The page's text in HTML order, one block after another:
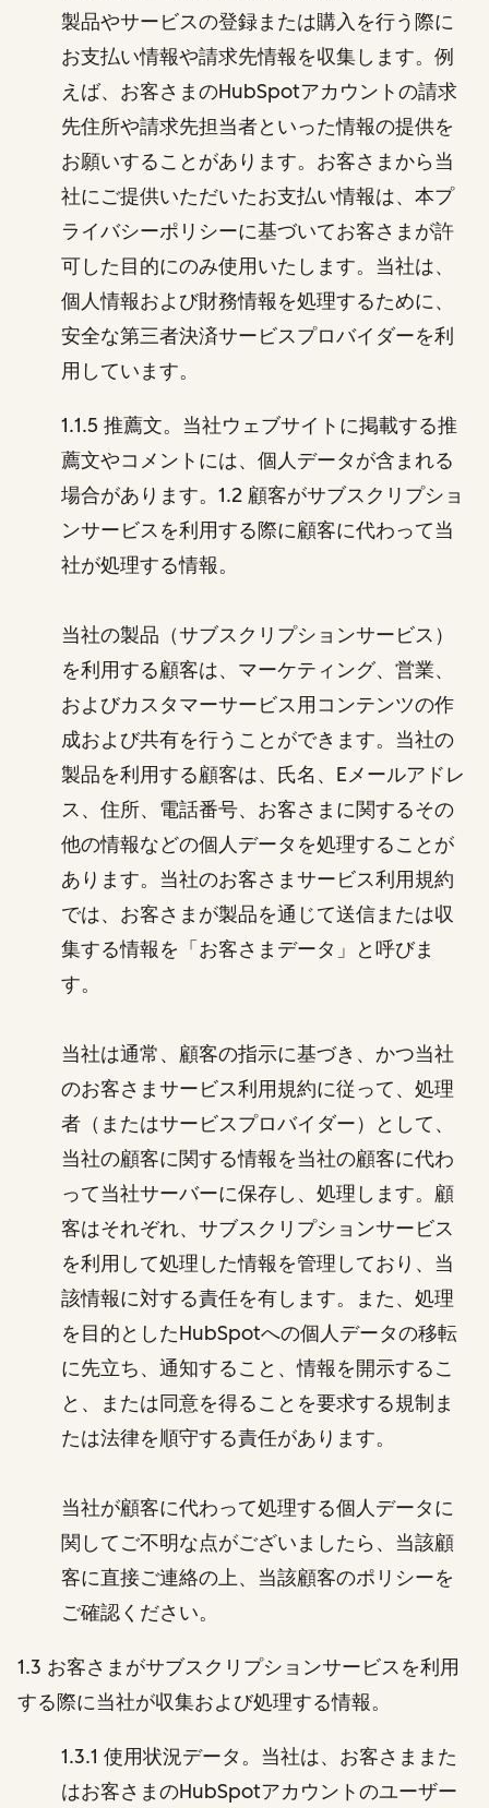
製品やサービスの登録または購入を行う際に
お支払い情報や請求先情報を収集します。例
えば、お客さまのHubSpotアカウントの請求
先住所や請求先担当者といった情報の提供を
お願いすることがあります。お客さまから当
社にご提供いただいたお支払い情報は、本プ
ライバシーポリシーに基づいてお客さまが許
可した目的にのみ使用いたします。当社は、
個人情報および財務情報を処理するために、
安全な第三者決済サービスプロバイダーを利
用しています。
1.1.5 推薦文。当社ウェブサイトに掲載する推
薦文やコメントには、個人データが含まれる
場合があります。1.2 顧客がサブスクリプショ
ンサービスを利用する際に顧客に代わって当
社が処理する情報。
当社の製品（サブスクリプションサービス）
を利用する顧客は、マーケティング、営業、
およびカスタマーサービス用コンテンツの作
成および共有を行うことができます。当社の
製品を利用する顧客は、氏名、Eメールアドレ
ス、住所、電話番号、お客さまに関するその
他の情報などの個人データを処理することが
あります。当社のお客さまサービス利用規約
では、お客さまが製品を通じて送信または収
集する情報を「お客さまデータ」と呼びま
す。
当社は通常、顧客の指示に基づき、かつ当社
のお客さまサービス利用規約に従って、処理
者（またはサービスプロバイダー）として、
当社の顧客に関する情報を当社の顧客に代わ
って当社サーバーに保存し、処理します。顧
客はそれぞれ、サブスクリプションサービス
を利用して処理した情報を管理しており、当
該情報に対する責任を有します。また、処理
を目的としたHubSpotへの個人データの移転
に先立ち、通知すること、情報を開示するこ
と、または同意を得ることを要求する規制ま
たは法律を順守する責任があります。
当社が顧客に代わって処理する個人データに
関してご不明な点がございましたら、当該顧
客に直接ご連絡の上、当該顧客のポリシーを
ご確認ください。
1.3 お客さまがサブスクリプションサービスを利用
する際に当社が収集および処理する情報。
1.3.1 使用状況データ。当社は、お客さままた
はお客さまのHubSpotアカウントのユーザー